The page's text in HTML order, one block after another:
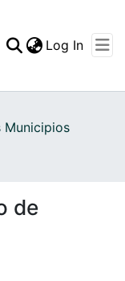
Log In
Municipios
de